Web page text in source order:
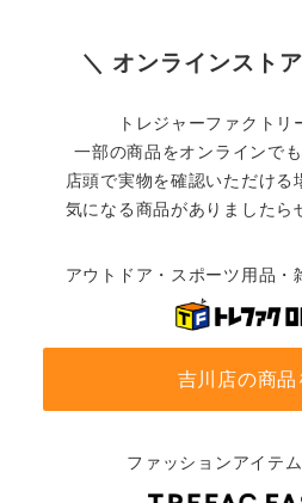
＼ オンラインスト
トレジャーファクトリ
一部の商品をオンラインで
店頭で実物を確認いただける
気になる商品がありましたら
アウトドア・スポーツ用品・
吉川店の商品
ファッションアイテ